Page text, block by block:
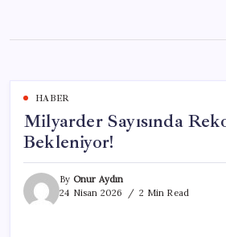
content
HABER
Milyarder Sayısında
Bekleniyor!
By Onur Aydın
24 Nisan 2026
2 Min Read